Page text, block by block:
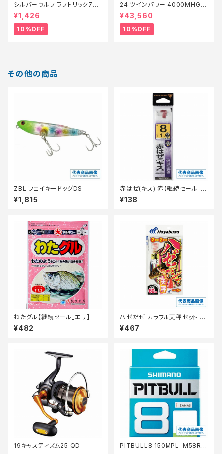
シルバーウルフ ラフトリック70Ｆ
【スタッフ永徳浜名湖セレクト】
【10】
¥1,426
10%OFF
24 ツインパワー 4000MHG
【継続セール_リール】【10】
¥43,560
10%OFF
その他の商品
ZBL フェイキードッグDS
¥1,815
赤はぜ(キス) 赤【継続セール_仕
掛】
¥138
わたグル【継続セール_エサ】
¥482
ハゼだぜ カラフル天秤セット H
A110ー6ー0.8
¥467
19キャスティズム25 QD
PITBULL8 150MPL−M58R